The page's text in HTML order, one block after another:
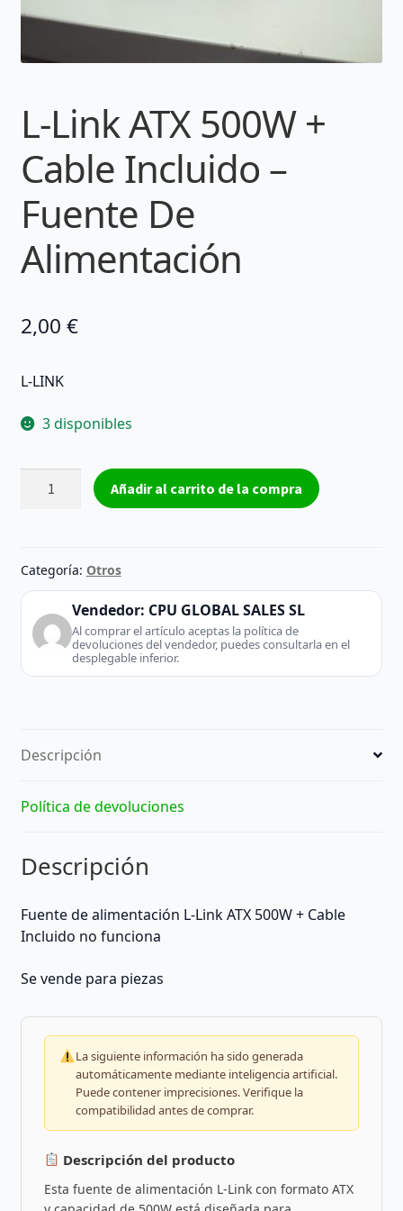
L-Link ATX 500W +
Cable Incluido –
Fuente De
Alimentación
2,00 €
L-LINK
3 disponibles
+
Cable
Incluido
Fuente
De
Añadir al carrito de la compra
Categoría: Otros
Vendedor: CPU GLOBAL SALES SL
Al comprar el artículo aceptas la política de
devoluciones del vendedor, puedes consultarla en el
desplegable inferior.
Descripción
Política de devoluciones
Descripción
Fuente de alimentación L-Link ATX 500W + Cable
Incluido no funciona
Se vende para piezas
La siguiente información ha sido generada
automáticamente mediante inteligencia artificial.
Puede contener imprecisiones. Verifique la
compatibilidad antes de comprar.
Descripción del producto
Esta fuente de alimentación L-Link con formato ATX